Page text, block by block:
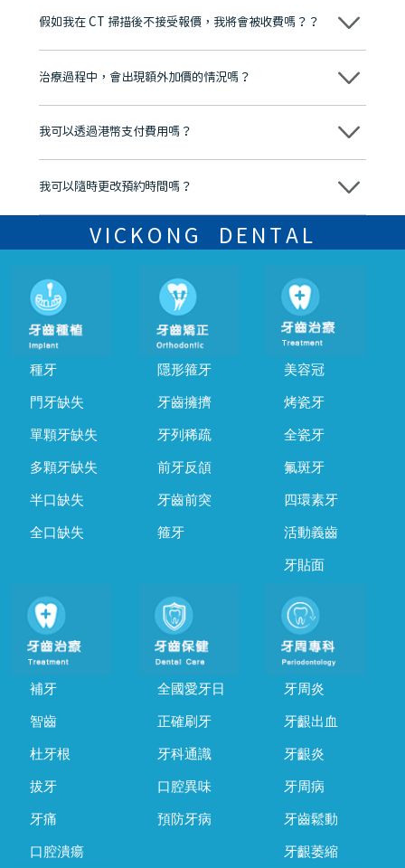
牌」、「2025香港企業領袖品牌」，是諾貝爾種植系統全球放心植牙中
至今已服務超過三十個國家和地區的顧客，受到粵港澳大灣區及周邊城
市市民極高的口碑評價及信任推薦 珠海、深圳設有八大分院，香港亦設
有咨詢及服務保障中心，有任何問題都可以隨時預約免費咨詢，讓人十
假如我在 CT 掃描後不接受報價，我將會被收費嗎？？
不會！只要未開始實際服務之前，你不會被收取任何費用。
治療過程中，會出現額外加價的情況嗎？
不會，治療前我們會詳細說明治療方案及對應的價錢，顧客同意並簽字
我可以透過港幣支付費用嗎？
可以。維港口腔會按照當日匯率轉算收取費用，而匯率會及時告知客人
我可以隨時更改預約時間嗎？
可以，請盡早通過wechat或whatsapp聯絡我們，告知我們你原本預約
的時間及資料，並且重新預約的日期及時段
VICKONG DENTAL
種牙
門牙缺失
單顆牙缺失
多顆牙缺失
半口缺失
全口缺失
隱形箍牙
牙齒擁擠
牙列稀疏
前牙反頜
牙齒前突
箍牙
美容冠
烤瓷牙
全瓷牙
氟斑牙
四環素牙
活動義齒
牙貼面
補牙
智齒
杜牙根
拔牙
牙痛
口腔潰瘍
全國愛牙日
正確刷牙
牙科通識
口腔異味
預防牙病
牙周炎
牙齦出血
牙齦炎
牙周病
牙齒鬆動
牙齦萎縮